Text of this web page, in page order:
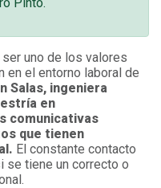
uno de los valores
en el entorno laboral de
Salas, ingeniera
en
comunicativas
que tienen
El constante contacto
se tiene un correcto o